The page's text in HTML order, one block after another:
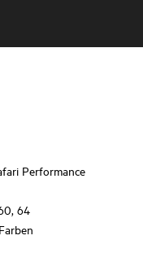
Performance
64